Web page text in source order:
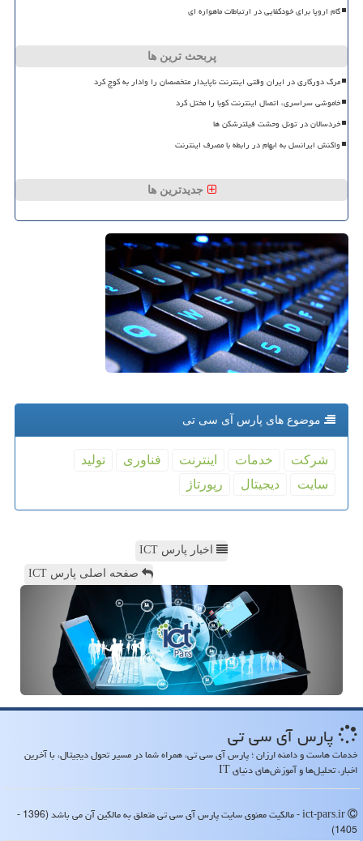
گام اروپا برای خودکفایی در ارتباطات ماهواره ای
پربحث ترین ها
مرگ دورکاری در ایران وقتی اینترنت ناپایدار متخصصان را وادار به کوچ کرد
خاموشی سراسری، اتصال اینترنت کوبا را مختل کرد
خردسالان در تونل وحشت فیلترشکن ها
واکنش ایرانسل به ابهام در رابطه با مصرف اینترنت
جدیدترین ها
موضوع های پارس آی سی تی
شركت خدمات اینترنت فناوری
تولید
سایت
دیجیتال رپورتاژ
اخبار پارس ICT
صفحه اصلی پارس ICT
پارس آی سی تی
خدمات هاست و دامنه ارزان ؛ پارس آی سی تی، همراه شما در مسیر تحول دیجیتال، با آخرین
اخبار، تحلیل‌ها و آموزش‌های دنیای IT
ict-pars.ir - مالکیت معنوی سایت پارس آی سی تی متعلق به مالکین آن می باشد (1396 -
1405)